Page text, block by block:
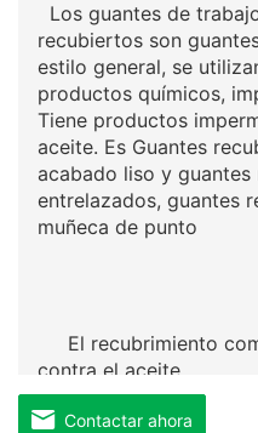
Los guantes de
recubiertos son
estilo general, se
productos químicos,
Tiene productos
aceite. Es Guantes
acabado liso y guantes
entrelazados, guantes
muñeca de punto
El recubrimiento
contra el aceite
Contactar ahora